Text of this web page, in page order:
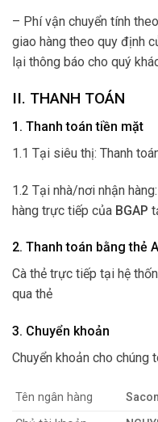
– Phí vận chuyển tính
giao hàng theo quy định
lại thông báo cho quý
II. THANH TOÁN
1. Thanh toán tiền mặt
1.1 Tại siêu thị: Thanh
1.2 Tại nhà/nơi nhận
hàng trực tiếp của BGAP
2. Thanh toán bằng thẻ
Cà thẻ trực tiếp tại hệ
qua thẻ
3. Chuyển khoản
Chuyển khoản cho chúng
Tên ngân hàng